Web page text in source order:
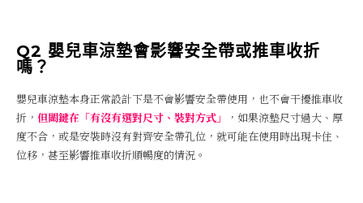
Q2 嬰兒車涼墊會影響安全帶或推車收折
嗎？
嬰兒車涼墊本身正常設計下是不會影響安全帶使用，也不會干擾推車收
折， 但關鍵在「有沒有選對尺寸、裝對方式」
，如果涼墊尺寸過大、厚
度不合，或是安裝時沒有對齊安全帶孔位，就可能在使用時出現卡住、
位移，甚至影響推車收折順暢度的情況。